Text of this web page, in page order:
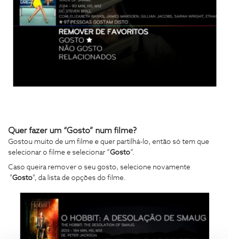
Quer fazer um “Gosto” num filme?
Gostou muito de um filme e quer partilhá-lo, então só tem que
selecionar o filme e selecionar “Gosto”.
Caso queira remover o seu gosto, selecione novamente
"Gosto", da lista de opções do filme.